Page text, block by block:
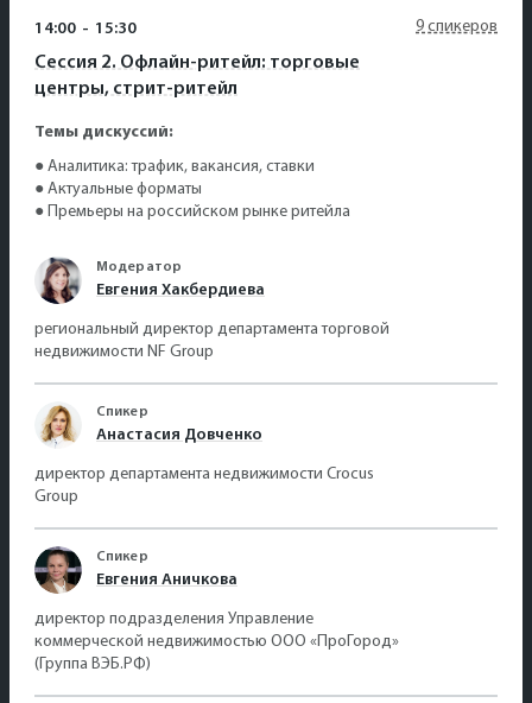
14:00 - 15:30
Сессия 2. Офлайн-ритейл: торговые
центры, стрит-ритейл
9 спикеров
Темы дискуссий:
● Аналитика: трафик, вакансия, ставки
● Актуальные форматы
● Премьеры на российском рынке ритейла
Модератор
Евгения Хакбердиева
региональный директор департамента торговой
недвижимости NF Group
Спикер
Анастасия Довченко
директор департамента недвижимости Crocus
Group
Спикер
Евгения Аничкова
директор подразделения Управление
коммерческой недвижимостью ООО «ПроГород»
(Группа ВЭБ.РФ)